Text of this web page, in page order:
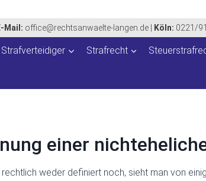
Mail: office@rechtsanwaelte-langen.de Köln: 0221/
Strafverteidiger Strafrecht
einer
weder definiert noch, sieht man von